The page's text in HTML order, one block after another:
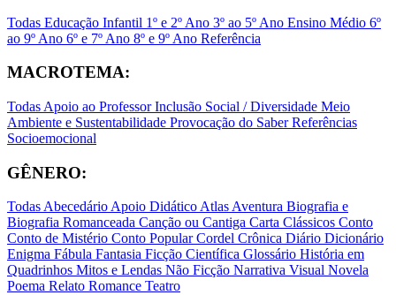
Todas Educação Infantil 1º e 2º Ano 3º ao 5º Ano Ensino Médio 6º
ao 9º Ano 6º e 7º Ano 8º e 9º Ano Referência
MACROTEMA:
Todas Apoio ao ProfessorInclusão Social / Diversidade Meio
Ambiente e Sustentabilidade Provocação do SaberReferências
Socioemocional
GÊNERO:
TodasAbecedárioApoio DidáticoAtlasAventura Biografia e
Biografia Romanceada Canção ou Cantiga Carta Clássicos Conto
Conto de Mistério Conto PopularCordel Crônica Diário Dicionário
Enigma Fábula Fantasia Ficção Científica Glossário História em
Quadrinhos Mitos e Lendas Não Ficção Narrativa Visual Novela
Poema Relato Romance Teatro